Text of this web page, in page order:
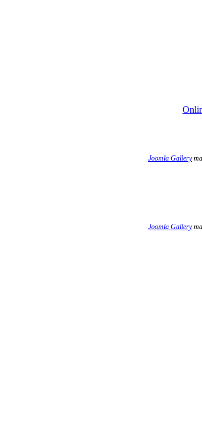
Joomla Gallery
Joomla Gallery